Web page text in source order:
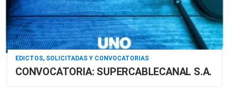
EDICTOS, SOLICITADAS Y CONVOCATORIAS
CONVOCATORIA: SUPERCABLECANAL S.A.